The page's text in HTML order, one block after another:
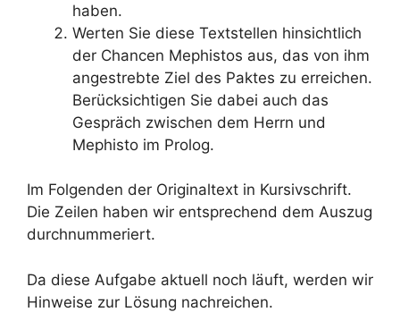
haben.
Werten Sie diese Textstellen hinsichtlich
der Chancen Mephistos aus, das von ihm
angestrebte Ziel des Paktes zu erreichen.
Berücksichtigen Sie dabei auch das
Gespräch zwischen dem Herrn und
Mephisto im Prolog.
Im Folgenden der Originaltext in Kursivschrift.
Die Zeilen haben wir entsprechend dem Auszug
durchnummeriert.
Da diese Aufgabe aktuell noch läuft, werden wir
Hinweise zur Lösung nachreichen.